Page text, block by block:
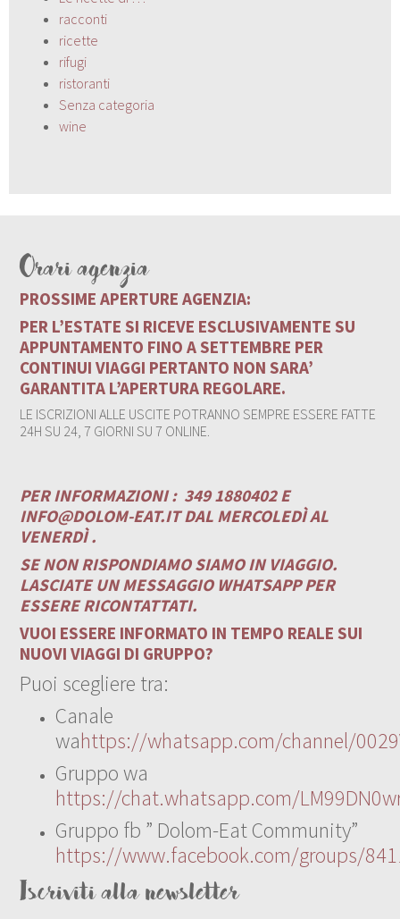
racconti
ricette
rifugi
ristoranti
Senza categoria
wine
Orari agenzia
PROSSIME APERTURE AGENZIA:
PER L’ESTATE SI RICEVE ESCLUSIVAMENTE SU
APPUNTAMENTO FINO A SETTEMBRE PER
CONTINUI VIAGGI PERTANTO NON SARA’
GARANTITA L’APERTURA REGOLARE.
LE ISCRIZIONI ALLE USCITE POTRANNO SEMPRE ESSERE FATTE
24H SU 24, 7 GIORNI SU 7 ONLINE.
PER INFORMAZIONI : 349 1880402 E
INFO@DOLOM-EAT.ITDAL MERCOLEDÌ AL
VENERDÌ .
SE NON RISPONDIAMO SIAMO IN VIAGGIO.
LASCIATE UN MESSAGGIO WHATSAPP PER
ESSERE RICONTATTATI.
VUOI ESSERE INFORMATO IN TEMPO REALE SUI
NUOVI VIAGGI DI GRUPPO?
Puoi scegliere tra:
Canale
wahttps://whatsapp.com/channel/
Gruppo wa
https://chat.whatsapp.com/
Gruppo fb ” Dolom-Eat Community”
https://www.facebook.com/groups/
Iscriviti alla newsletter